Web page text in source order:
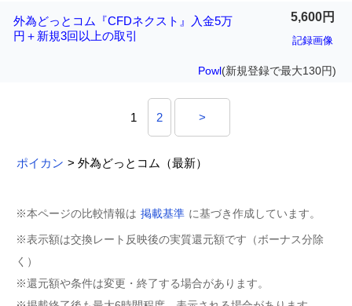
外為どっとコム『CFDネクスト』入金5万
円＋新規3回以上の取引
5,600円
記録画像
Powl(新規登録で最大130円)
1 2 >
ポイカン > 外為どっとコム（最新）
※本ページの比較情報は 掲載基準 に基づき作成しています。
※表示額は交換レート反映後の実質還元額です（ボーナス分除
く）
※還元額や条件は変更・終了する場合があります。